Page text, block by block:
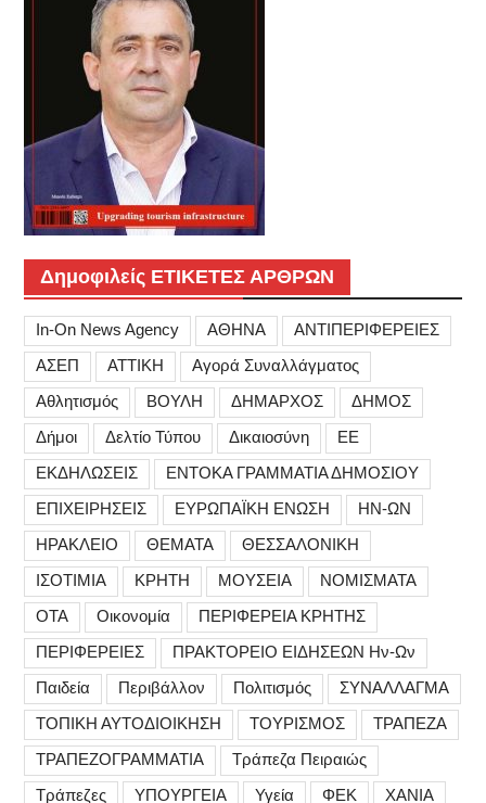
Δημοφιλείς ΕΤΙΚΕΤΕΣ ΑΡΘΡΩΝ
In-On News Agency ΑΘΗΝΑ
ΑΝΤΙΠΕΡΙΦΕΡΕΙΕΣ
ΑΣΕΠ
ΑΤΤΙΚΗ
Αγορά Συναλλάγματος
Αθλητισμός
ΒΟΥΛΗ ΔΗΜΑΡΧΟΣ
ΔΗΜΟΣ
Δήμοι
Δελτίο Τύπου Δικαιοσύνη
ΕΕ
ΕΚΔΗΛΩΣΕΙΣ
ΕΝΤΟΚΑ ΓΡΑΜΜΑΤΙΑ ΔΗΜΟΣΙΟΥ
ΕΠΙΧΕΙΡΗΣΕΙΣ
ΕΥΡΩΠΑΪΚΗ ΕΝΩΣΗ
ΗΝ-ΩΝ
ΗΡΑΚΛΕΙΟ
ΘΕΜΑΤΑ
ΘΕΣΣΑΛΟΝΙΚΗ
ΙΣΟΤΙΜΙΑ
ΚΡΗΤΗ ΜΟΥΣΕΙΑ
ΝΟΜΙΣΜΑΤΑ
ΟΤΑ
Οικονομία
ΠΕΡΙΦΕΡΕΙΑ ΚΡΗΤΗΣ
ΠΕΡΙΦΕΡΕΙΕΣ
ΠΡΑΚΤΟΡΕΙΟ ΕΙΔΗΣΕΩΝ Ην-Ων
Παιδεία
Περιβάλλον Πολιτισμός
ΣΥΝΑΛΛΑΓΜΑ
ΤΟΠΙΚΗ ΑΥΤΟΔΙΟΙΚΗΣΗ
ΤΟΥΡΙΣΜΟΣ
ΤΡΑΠΕΖΑ
ΤΡΑΠΕΖΟΓΡΑΜΜΑΤΙΑ
Τράπεζα Πειραιώς
Τράπεζες
ΥΠΟΥΡΓΕΙΑ Υγεία ΦΕΚ ΧΑΝΙΑ